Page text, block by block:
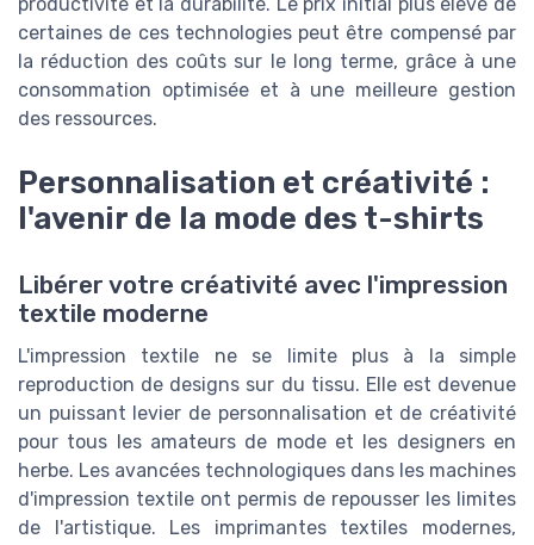
certaines de ces technologies peut être compensé par
la réduction des coûts sur le long terme, grâce à une
consommation optimisée et à une meilleure gestion
des ressources.
Personnalisation et créativité :
l'avenir de la mode des t-shirts
Libérer votre créativité avec l'impression
textile moderne
L'impression textile ne se limite plus à la simple
reproduction de designs sur du tissu. Elle est devenue
un puissant levier de personnalisation et de créativité
pour tous les amateurs de mode et les designers en
herbe. Les avancées technologiques dans les machines
d'impression textile ont permis de repousser les limites
de l'artistique. Les imprimantes textiles modernes,